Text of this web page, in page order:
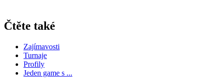
Čtěte také
Zajímavosti
Turnaje
Profily
Jeden game s ...